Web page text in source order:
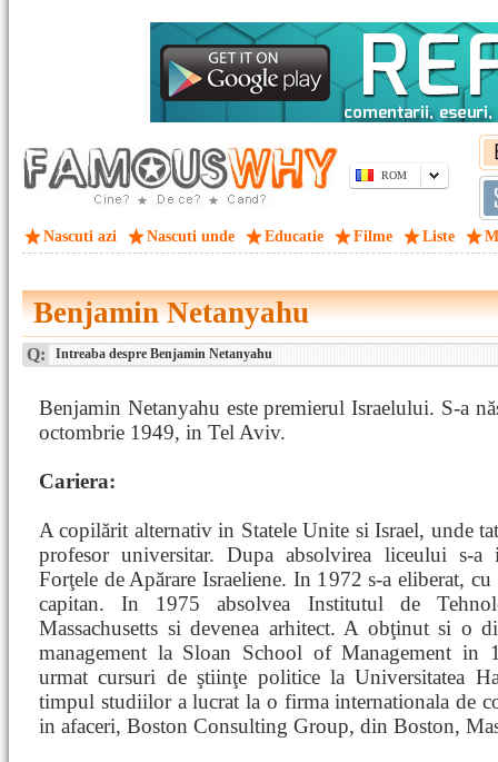
ROM
Nascuti azi Nascuti unde Educatie Filme Liste
Benjamin Netanyahu
Q: Intreaba despre Benjamin Netanyahu
Benjamin Netanyahu este premierul Israelului. S-a
octombrie 1949, in Tel Aviv.
Cariera:
A copilărit alternativ in Statele Unite si Israel, unde
profesor universitar. Dupa absolvirea liceului s-a
Forţele de Apărare Israeliene. In 1972 s-a eliberat,
capitan. In 1975 absolvea Institutul de
Massachusetts si devenea arhitect. A obţinut si o
management la Sloan School of Management in
urmat cursuri de ştiinţe politice la Universitatea
timpul studiilor a lucrat la o firma internationala de
in afaceri, Boston Consulting Group, din Boston,